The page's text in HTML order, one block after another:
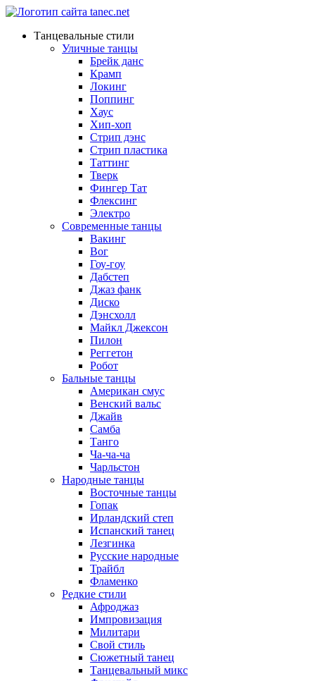
Танцевальные стили
Уличные танцы
Брейк данс
Крамп
Локинг
Поппинг
Хаус
Хип-хоп
Стрип дэнс
Стрип пластика
Таттинг
Тверк
Фингер Тат
Флексинг
Электро
Современные танцы
Вакинг
Вог
Гоу-гоу
Дабстеп
Джаз фанк
Диско
Дэнсхолл
Майкл Джексон
Пилон
Реггетон
Робот
Бальные танцы
Американ смус
Венский вальс
Джайв
Самба
Танго
Ча-ча-ча
Чарльстон
Народные танцы
Восточные танцы
Гопак
Ирландский степ
Испанский танец
Лезгинка
Русские народные
Трайбл
Фламенко
Редкие стили
Афроджаз
Импровизация
Милитари
Свой стиль
Сюжетный танец
Танцевальный микс